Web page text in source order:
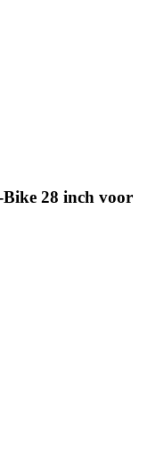
Bike 28 inch voor